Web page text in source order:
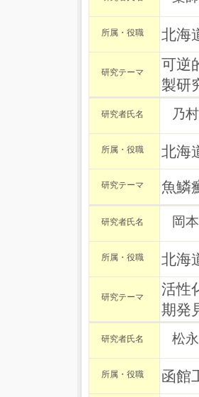
所属・役職 北海
研究テーマ
可逆
製研
研究者氏名 乃
所属・役職 北海
研究テーマ 魚鱗
研究者氏名 岡
所属・役職 北海
研究テーマ
活性
期発
研究者氏名 松
所属・役職 函館